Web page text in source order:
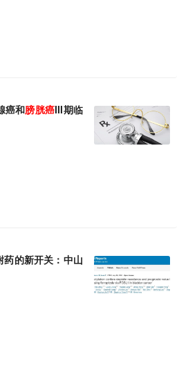
癌和膀胱癌III期临床研究数据及罕见病潜
药的新开关：中山大学陈振华等发现